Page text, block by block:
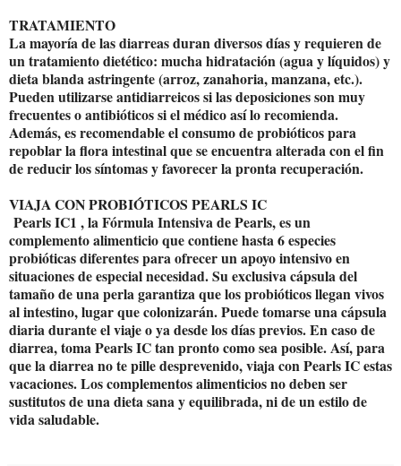
TRATAMIENTO
La mayoría de las diarreas duran diversos días y requieren de
un tratamiento dietético: mucha hidratación (agua y líquidos) y
dieta blanda astringente (arroz, zanahoria, manzana, etc.).
Pueden utilizarse antidiarreicos si las deposiciones son muy
frecuentes o antibióticos si el médico así lo recomienda.
Además, es recomendable el consumo de probióticos para
repoblar la flora intestinal que se encuentra alterada con el fin
de reducir los síntomas y favorecer la pronta recuperación.
VIAJA CON PROBIÓTICOS PEARLS IC
Pearls IC1 , la Fórmula Intensiva de Pearls, es un
complemento alimenticio que contiene hasta 6 especies
probióticas diferentes para ofrecer un apoyo intensivo en
situaciones de especial necesidad. Su exclusiva cápsula del
tamaño de una perla garantiza que los probióticos llegan vivos
al intestino, lugar que colonizarán. Puede tomarse una cápsula
diaria durante el viaje o ya desde los días previos. En caso de
diarrea, toma Pearls IC tan pronto como sea posible. Así, para
que la diarrea no te pille desprevenido, viaja con Pearls IC estas
vacaciones. Los complementos alimenticios no deben ser
sustitutos de una dieta sana y equilibrada, ni de un estilo de
vida saludable.